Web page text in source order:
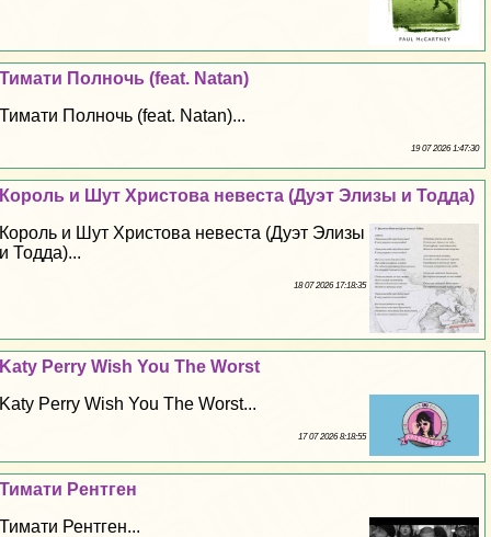
Тимати Полночь (feat. Natan)
Тимати Полночь (feat. Natan)...
19 07 2026 1:47:30
Король и Шут Христова невеста (Дуэт Элизы и Тодда)
Король и Шут Христова невеста (Дуэт Элизы
и Тодда)...
18 07 2026 17:18:35
Katy Perry Wish You The Worst
Katy Perry Wish You The Worst...
17 07 2026 8:18:55
Тимати Рентген
Тимати Рентген...